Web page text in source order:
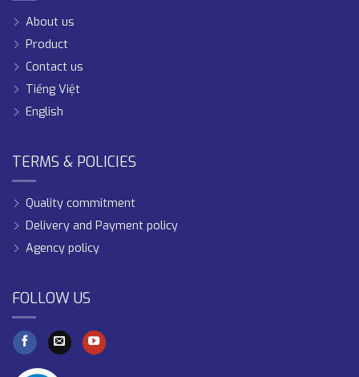
About us
Product
Contact us
Tiếng Việt
English
TERMS & POLICIES
Quality commitment
Delivery and Payment policy
Agency policy
FOLLOW US